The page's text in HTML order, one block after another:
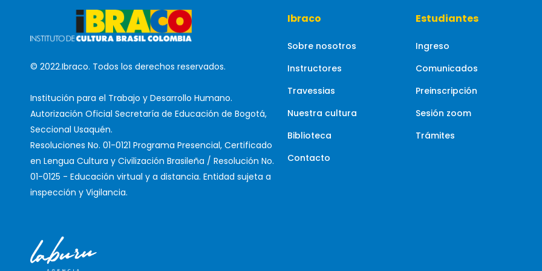
© 2022.Ibraco. Todos los derechos reservados.
Institución para el Trabajo y Desarrollo Humano.
Autorización Oficial Secretaría de Educación de Bogotá,
Seccional Usaquén.
Resoluciones No. 01-0121 Programa Presencial, Certificado
en Lengua Cultura y Civilización Brasileña / Resolución No.
01-0125 - Educación virtual y a distancia. Entidad sujeta a
inspección y Vigilancia.
Ibraco
Sobre nosotros
Instructores
Travessias
Nuestra cultura
Biblioteca
Contacto
Estudiantes
Ingreso
Comunicados
Preinscripción
Sesión zoom
Trámites